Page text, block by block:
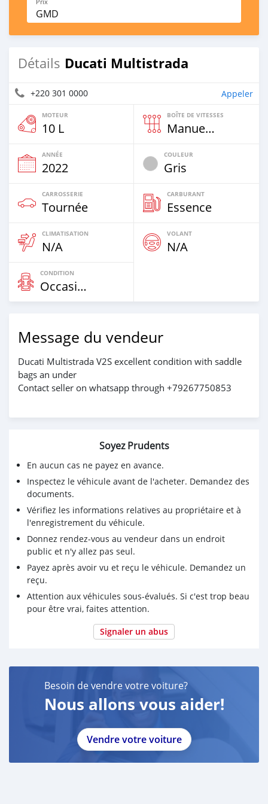
GMD
Détails Ducati Multistrada
+220 301 0000 Appeler
MOTEUR
10 L
BOÎTE DE VITESSES
Manuelle
ANNÉE
2022
COULEUR
Gris
CARROSSERIE
Tournée
CARBURANT
Essence
CLIMATISATION
N/A
VOLANT
N/A
CONDITION
Occasion
Message du vendeur
Ducati Multistrada V2S excellent condition with saddle
bags an under
Contact seller on whatsapp through +79267750853
Soyez Prudents
En aucun cas ne payez en avance.
Inspectez le véhicule avant de l'acheter. Demandez des
documents.
Vérifiez les informations relatives au propriétaire et à
l'enregistrement du véhicule.
Donnez rendez-vous au vendeur dans un endroit
public et n'y allez pas seul.
Payez après avoir vu et reçu le véhicule. Demandez un
reçu.
Attention aux véhicules sous-évalués. Si c'est trop beau
pour être vrai, faites attention.
Signaler un abus
Besoin de vendre votre voiture?
Nous allons vous aider!
Vendre votre voiture